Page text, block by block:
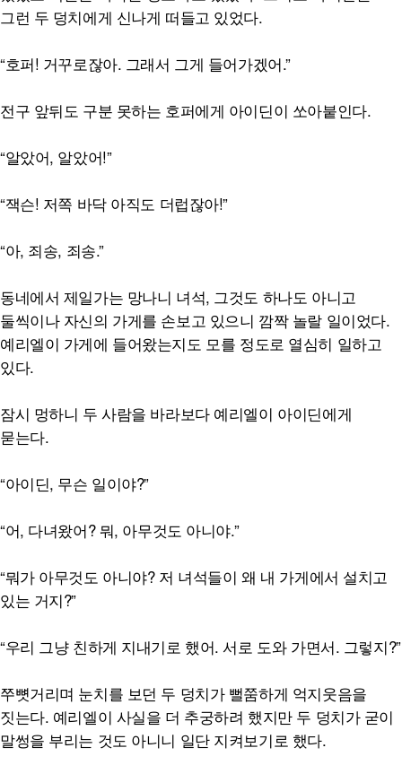
그런 두 덩치에게 신나게 떠들고 있었다.
“호퍼! 거꾸로잖아. 그래서 그게 들어가겠어.”
전구 앞뒤도 구분 못하는 호퍼에게 아이딘이 쏘아붙인다.
“알았어, 알았어!”
“잭슨! 저쪽 바닥 아직도 더럽잖아!”
“아, 죄송, 죄송.”
동네에서 제일가는 망나니 녀석, 그것도 하나도 아니고
둘씩이나 자신의 가게를 손보고 있으니 깜짝 놀랄 일이었다.
예리엘이 가게에 들어왔는지도 모를 정도로 열심히 일하고
있다.
잠시 멍하니 두 사람을 바라보다 예리엘이 아이딘에게
묻는다.
“아이딘, 무슨 일이야?”
“어, 다녀왔어? 뭐, 아무것도 아니야.”
“뭐가 아무것도 아니야? 저 녀석들이 왜 내 가게에서 설치고
있는 거지?”
“우리 그냥 친하게 지내기로 했어. 서로 도와 가면서. 그렇지?”
쭈뼛거리며 눈치를 보던 두 덩치가 뻘쭘하게 억지웃음을
짓는다. 예리엘이 사실을 더 추궁하려 했지만 두 덩치가 굳이
말썽을 부리는 것도 아니니 일단 지켜보기로 했다.